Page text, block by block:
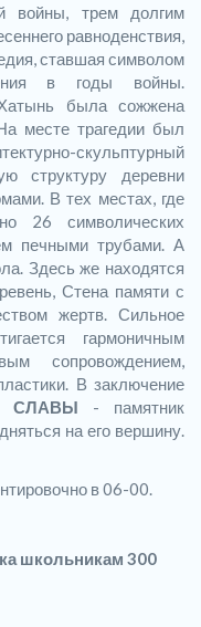
войны, трем долгим
равноденствия,
ставшая символом
в годы войны.
была сожжена
месте трагедии был
скульптурный
структуру деревни
В тех местах, где
26 символических
печными трубами. А
Здесь же находятся
Стена памяти с
жертв. Сильное
гармоничным
сопровождением,
В заключение
СЛАВЫ - памятник
на его вершину.
в 06-00.
школьникам 300